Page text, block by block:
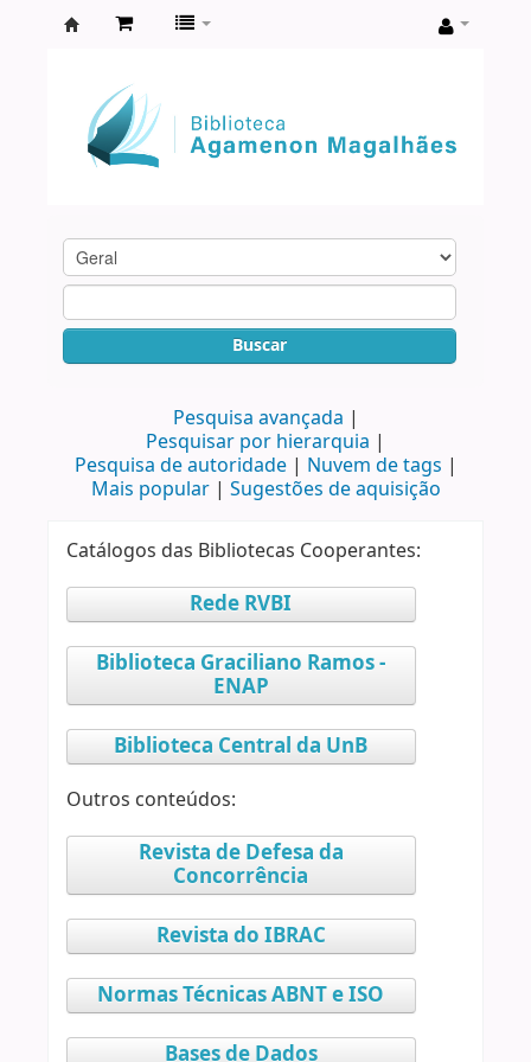
Agamenon
Magalhães
Buscar
Pesquisa avançada
Pesquisar por hierarquia
Pesquisa de autoridade
Nuvem de tags
Mais popular
Sugestões de aquisição
Catálogos das Bibliotecas Cooperantes:
Rede RVBI
Biblioteca Graciliano Ramos -
ENAP
Biblioteca Central da UnB
Outros conteúdos:
Revista de Defesa da
Concorrência
Revista do IBRAC
Normas Técnicas ABNT e ISO
Bases de Dados